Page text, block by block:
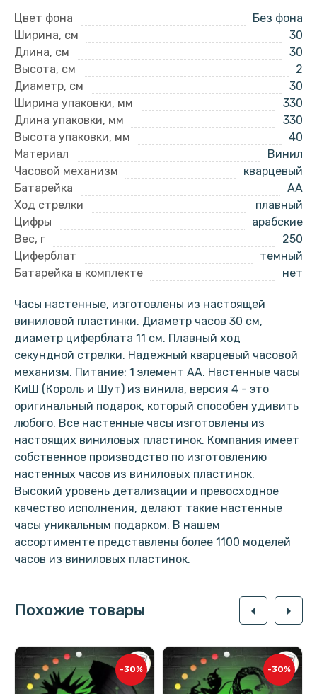
Цвет фона
Без фона
Ширина, см
30
Длина, см
30
Высота, см
2
Диаметр, см
30
Ширина упаковки, мм
330
Длина упаковки, мм
330
Высота упаковки, мм
40
Материал
Винил
Часовой механизм
кварцевый
Батарейка
AA
Ход стрелки
плавный
Цифры
арабские
Вес, г
250
Циферблат
темный
Батарейка в комплекте
нет
Часы настенные, изготовлены из настоящей
виниловой пластинки. Диаметр часов 30 см,
диаметр циферблата 11 см. Плавный ход
секундной стрелки. Надежный кварцевый часовой
механизм. Питание: 1 элемент АА. Настенные часы
КиШ (Король и Шут) из винила, версия 4 - это
оригинальный подарок, который способен удивить
любого. Все настенные часы изготовлены из
настоящих виниловых пластинок. Компания имеет
собственное производство по изготовлению
настенных часов из виниловых пластинок.
Высокий уровень детализации и превосходное
качество исполнения, делают такие настенные
часы уникальным подарком. В нашем
ассортименте представлены более 1100 моделей
часов из виниловых пластинок.
Похожие товары arrow_left arrow_right
-30% -30%